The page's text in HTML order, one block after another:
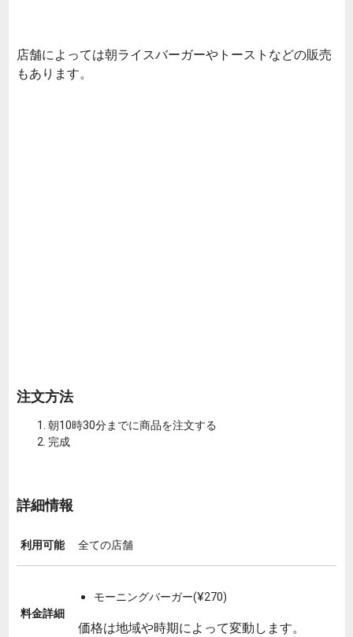
店舗によっては朝ライスバーガーやトーストなどの販売
もあります。
注文方法
朝10時30分までに商品を注文する
完成
詳細情報
利用可能 全ての店舗
料金詳細
モーニングバーガー(¥270)
価格は地域や時期によって変動します。